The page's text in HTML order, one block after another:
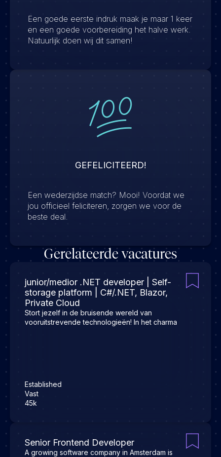
Een goede eerste indruk maak je maar 1 keer
en een goede voorbereiding het halve werk.
Natuurlijk doen wij dit samen!
GEFELICITEERD!
Een wederzijdse match? Mooi! Voordat we
jou officieel feliciteren, zorgen we voor de
beste deal.
Gerelateerde vacatures
junior/medior .NET developer | Self-
storage platform | C#/.NET, Blazor,
Private Cloud
Stort jezelf in de bruisende wereld van
vooruitstrevende technologieën! In het charma
Established
Vast
45k
Senior Frontend Developer
A growing software company in Amsterdam is